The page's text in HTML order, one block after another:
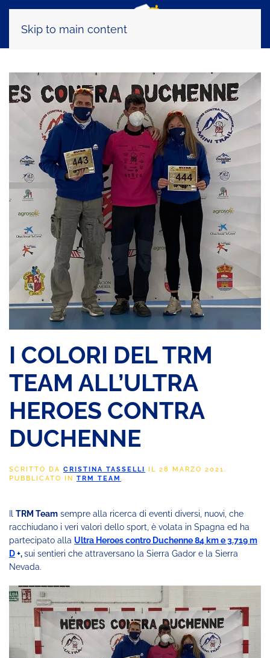
Skip to main content
I COLORI DEL TRM
TEAM ALL’ULTRA
HEROES CONTRA
DUCHENNE
SCRITTO DA CRISTINA TASSELLI IL 28 MARZO 2021.
PUBBLICATO IN TRM TEAM .
TRM Team sempre alla ricerca di eventi diversi, nuovi, che
racchiudano i veri valori dello sport, è volata in Spagna ed ha
partecipato alla Ultra Heroes contro Duchenne 84 km e 3.719 m
D+,sui sentieri che attraversano la Sierra Gador e la Sierra
Nevada.